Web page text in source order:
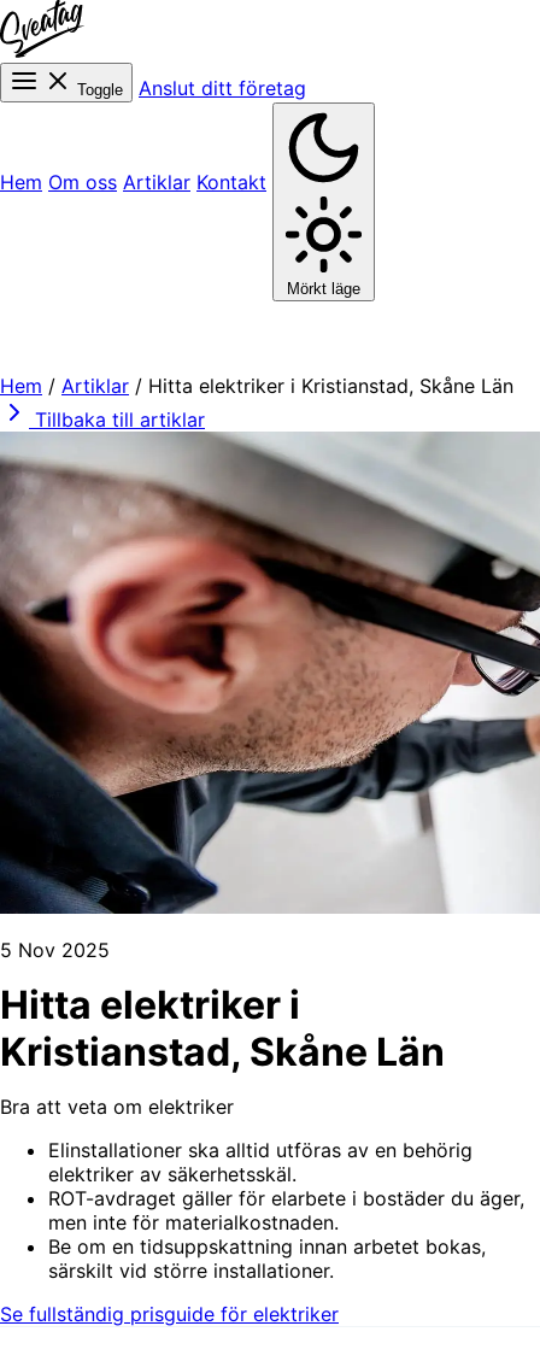
Toggle Anslut ditt företag
Hem Om oss Artiklar Kontakt
Mörkt läge
Hem / Artiklar / Hitta elektriker i Kristianstad, Skåne Län
Tillbaka till artiklar
5 Nov 2025
Hitta elektriker i
Kristianstad, Skåne Län
Bra att veta om elektriker
Elinstallationer ska alltid utföras av en behörig
elektriker av säkerhetsskäl.
ROT-avdraget gäller för elarbete i bostäder du äger,
men inte för materialkostnaden.
Be om en tidsuppskattning innan arbetet bokas,
särskilt vid större installationer.
Se fullständig prisguide för elektriker